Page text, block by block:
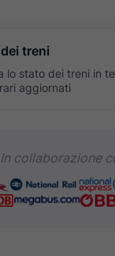
treni
lo stato dei treni in
aggiornati
In collaborazione